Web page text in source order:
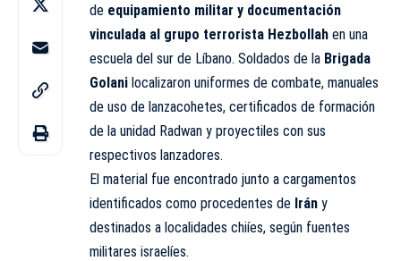
de equipamiento militar y documentación
vinculada al grupo terrorista Hezbollah en una
escuela del sur de Líbano. Soldados de la Brigada
Golani localizaron uniformes de combate, manuales
de uso de lanzacohetes, certificados de formación
de la unidad Radwan y proyectiles con sus
respectivos lanzadores.
El material fue encontrado junto a cargamentos
identificados como procedentes de Irán y
destinados a localidades chiíes, según fuentes
militares israelíes.